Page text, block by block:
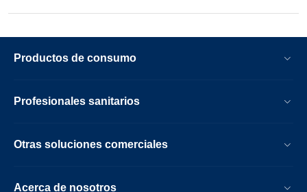
Productos de consumo
Profesionales sanitarios
Otras soluciones comerciales
Acerca de nosotros